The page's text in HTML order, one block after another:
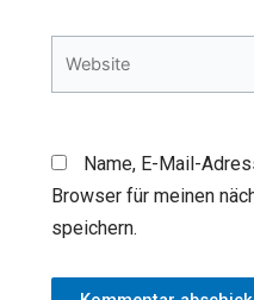
Name, E-Mail-
Browser für meinen
speichern.